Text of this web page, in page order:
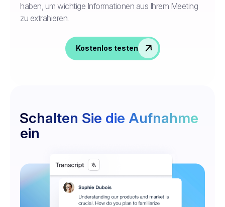
haben, um wichtige Informationen aus Ihrem Meeting
zu extrahieren.
Kostenlos testen
Schalten Sie die Aufnahme
ein